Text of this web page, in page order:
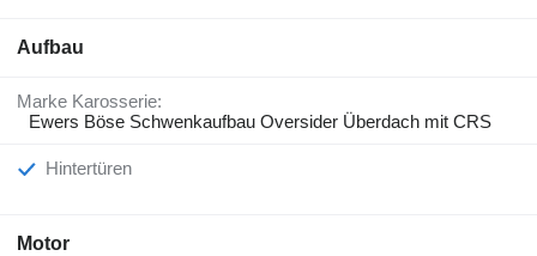
Aufbau
Marke Karosserie:
Ewers Böse Schwenkaufbau Oversider Überdach mit CRS
Hintertüren
Motor